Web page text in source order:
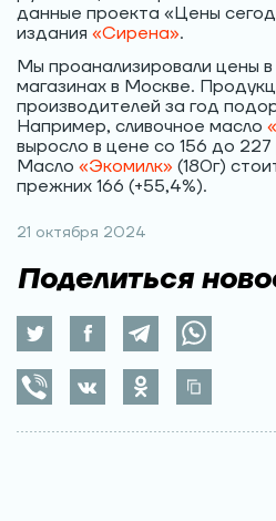
данные проекта «Цены
издания «Сирена».
Мы проанализировали цены
магазинах в Москве.
производителей за год
Например, сливочное масло
выросло в цене со 156 до
Масло «Экомилк» (180г)
прежних 166 (+55,4%).
21 октября 2024
Поделиться